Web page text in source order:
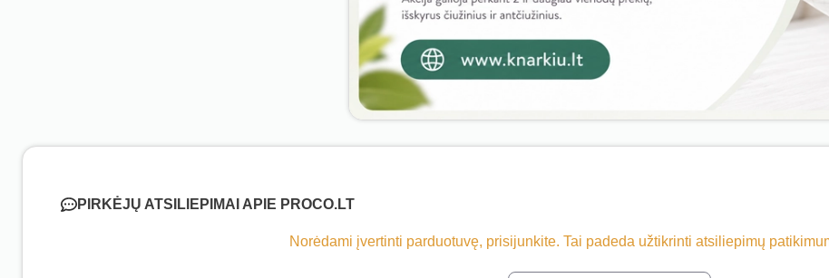
PIRKĖJŲ ATSILIEPIMAI APIE PROCO.LT
Norėdami įvertinti parduotuvę, prisijunkite. Tai padeda užtikrinti atsiliepimų